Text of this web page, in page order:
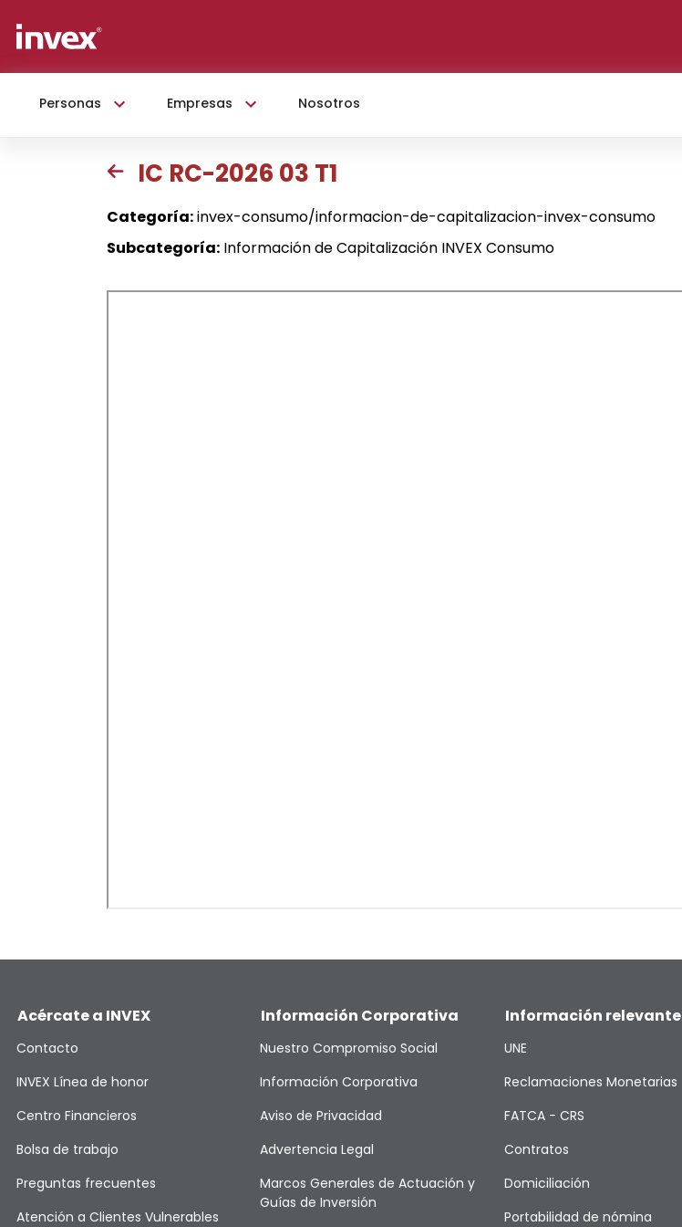
Personas Empresas Nosotros
IC RC-2026 03 T1
Categoría:invex-consumo/informacion-de-capitalizacion-invex-consumo
Subcategoría: Información de Capitalización INVEX Consumo
Acércate a INVEX
Contacto
INVEX Línea de honor
Centro Financieros
Bolsa de trabajo
Preguntas frecuentes
Atención a Clientes Vulnerables
Información Corporativa
Nuestro Compromiso Social
Información Corporativa
Aviso de Privacidad
Advertencia Legal
Marcos Generales de Actuación y
Guías de Inversión
Información relevante
UNE
Reclamaciones Monetarias
FATCA - CRS
Contratos
Domiciliación
Portabilidad de nómina